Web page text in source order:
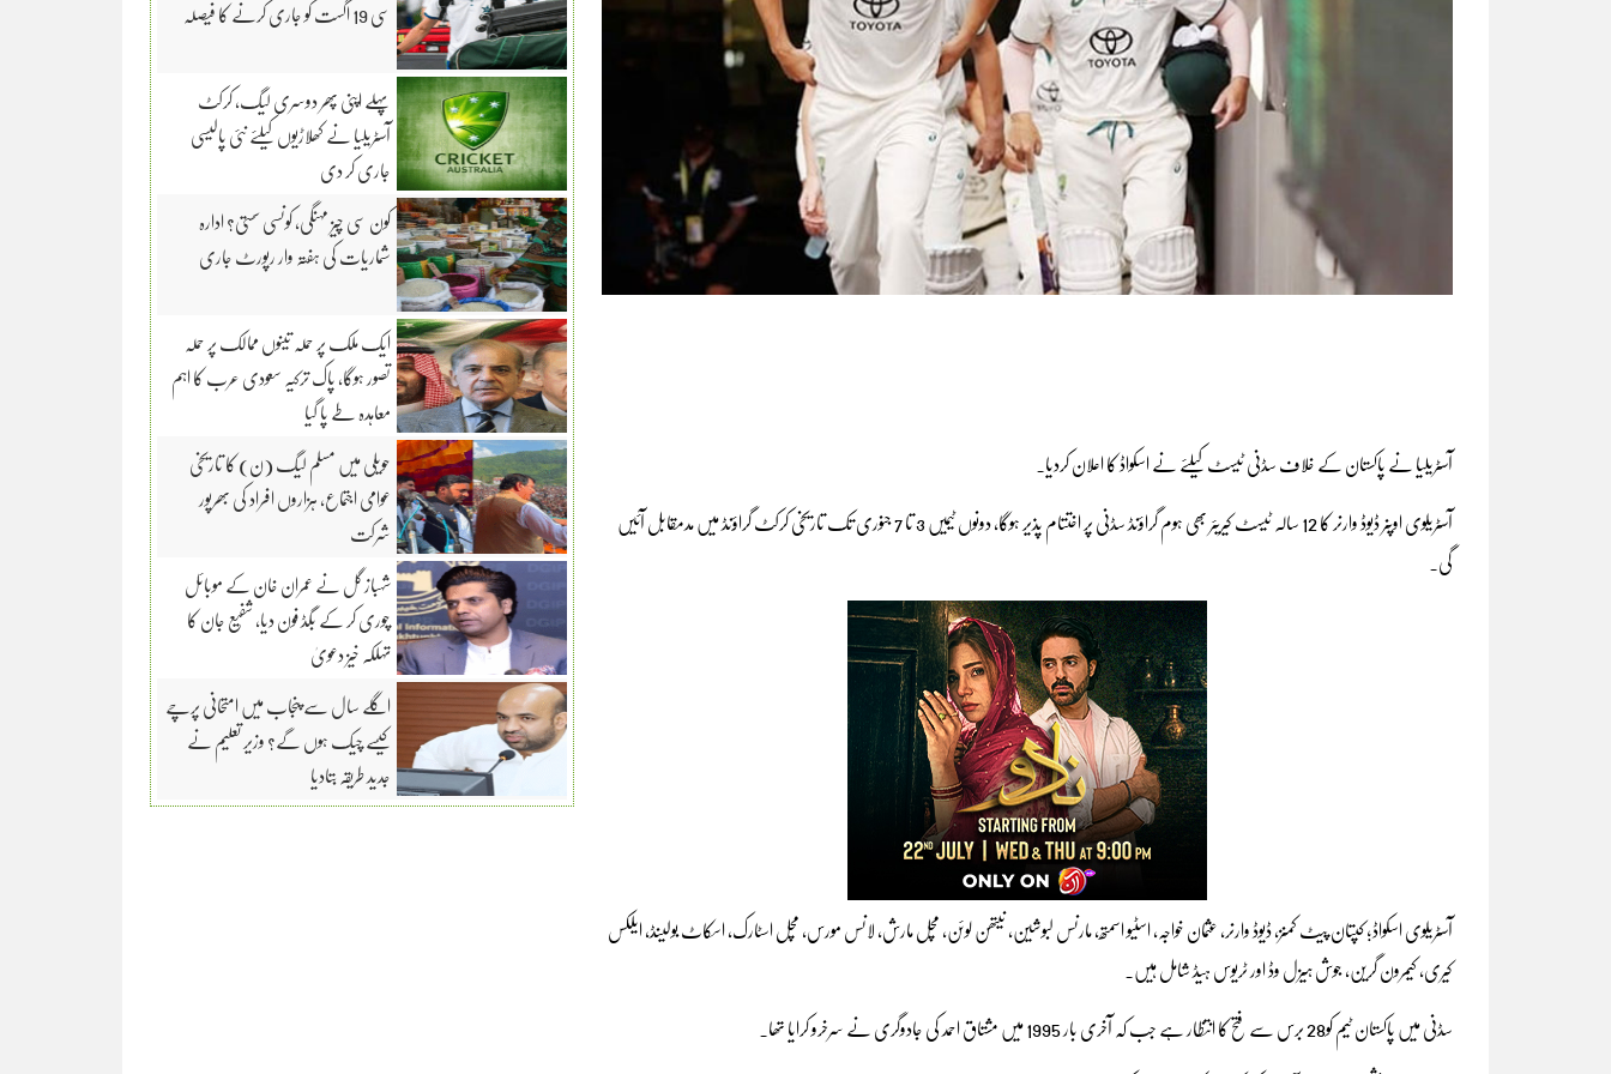
آسٹریلیا نے پاکستان کے خلاف سڈنی ٹیسٹ کیلئے نے اسکواڈ کا اعلان کردیا۔
آسٹریلوی اوپنر ڈیوڈ وارنر کا 12 سالہ ٹیسٹ کیریئر بھی ہوم گراؤنڈ سڈنی پر اختتام پذیر ہوگا، دونوں ٹیمیں 3 تا 7 جنوری تک تاریخی کرکٹ گراؤنڈ میں مدمقابل آئیں
گی۔
آسٹریلوی اسکواڈ؛ کپتان پیٹ کمنز، ڈیوڈ وارنر، عثمان خواجہ، اسٹیو اسمتھ، مارنس لبوشین، نیتھن لوئن، مچل مارش، لانس مورس، مچل اسٹارک، اسکاٹ بولینڈ، ایلکس
کیری، کیمرون گرین، جوش ہیزل وڈ اور ٹریوس ہیڈ شامل ہیں۔
سڈنی میں پاکستان ٹیم کو28 برس سے فتح کا انتظار ہے جب کہ آخری بار 1995 میں مشتاق احمد کی جادوگری نے سرخرو کرایا تھا۔
سی 19 اگست کو جاری کرنے کا فیصلہ
پہلے اپنی پھر دوسری لیگ، کرکٹ
آسٹریلیا نے کھلاڑیوں کیلئے نئی پالیسی
جاری کر دی
کون سی چیز مہنگی، کونسی سستی؟ ادارہ
شماریات کی ہفتہ وار رپورٹ جاری
ایک ملک پر حملہ تینوں ممالک پر حملہ
تصور ہوگا، پاک ترکیہ سعودی عرب کا اہم
معاہدہ طے پا گیا
حویلی میں مسلم لیگ (ن) کا تاریخی
عوامی اجتماع، ہزاروں افراد کی بھرپور
شرکت
شہباز گل نے عمران خان کے موبائل
چوری کر کے بگڈ فون دیا، شفیع جان کا
تہلکہ خیز دعویٰ
اگلے سال سے پنجاب میں امتحانی پرچے
کیسے چیک ہوں گے؟ وزیر تعلیم نے
جدید طریقہ بتادیا